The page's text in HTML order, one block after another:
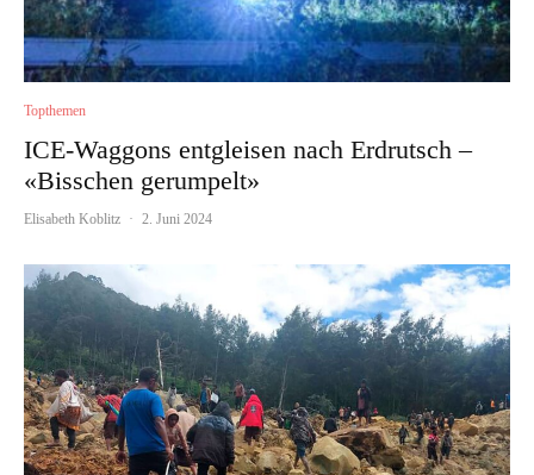
Topthemen
ICE-Waggons entgleisen nach Erdrutsch –
«Bisschen gerumpelt»
Elisabeth Koblitz · 2. Juni 2024